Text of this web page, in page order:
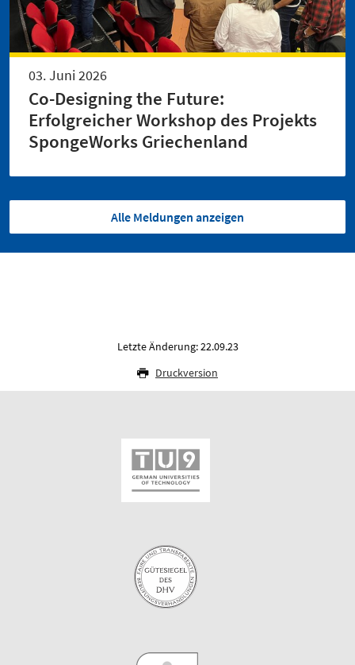
03. Juni 2026
Co-Designing the Future:
Erfolgreicher Workshop des Projekts
SpongeWorks Griechenland
Alle Meldungen anzeigen
Letzte Änderung: 22.09.23
Druckversion